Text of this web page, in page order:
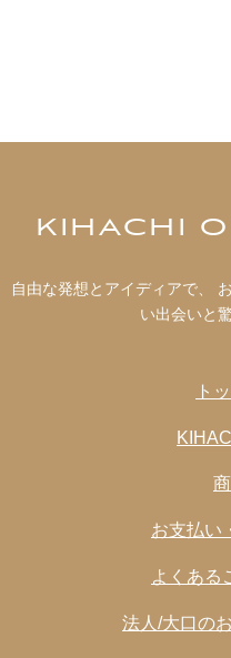
KIHACHI
自由な発想とアイディアで、
い出会いと
ト
お支払い
よくある
法人/大口の